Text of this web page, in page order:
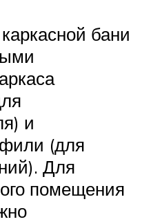
бани
и
(для
Для
помещения